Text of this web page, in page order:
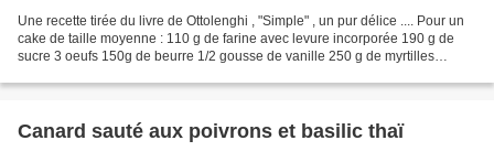
Une recette tirée du livre de Ottolenghi , "Simple" , un pur délice .... Pour un
cake de taille moyenne : 110 g de farine avec levure incorporée 190 g de
sucre 3 oeufs 150g de beurre 1/2 gousse de vanille 250 g de myrtilles
Canard sauté aux poivrons et basilic thaï